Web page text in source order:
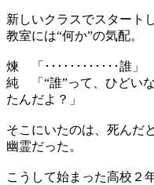
新しいクラスでスタート
教室には“何か”の気配。
煉 「････････････誰」
純 「“誰”って、ひどい
たんだよ？」
そこにいたのは、死んだ
幽霊だった。
こうして始まった高校２